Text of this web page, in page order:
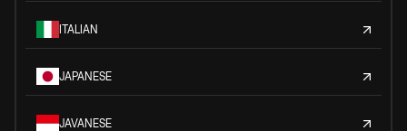
ITALIAN
JAPANESE
JAVANESE